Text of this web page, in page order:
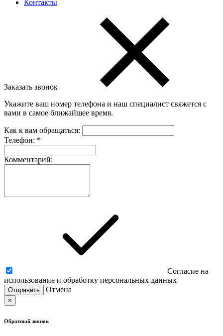
Контакты
Заказать звонок
Укажите ваш номер телефона и наш специалист свяжется с
вами в самое ближайшее время.
Как к вам обращаться:
Телефон: *
Комментарий:
Согласие на
использование и обработку персональных данных
Отмена
×
Обратный звонок